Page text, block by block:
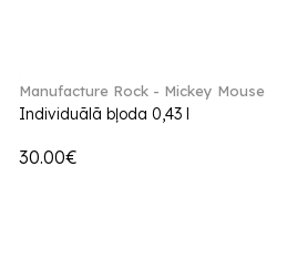
Manufacture Rock - Mickey Mouse
Individuālā bļoda 0,43 l
30.00€